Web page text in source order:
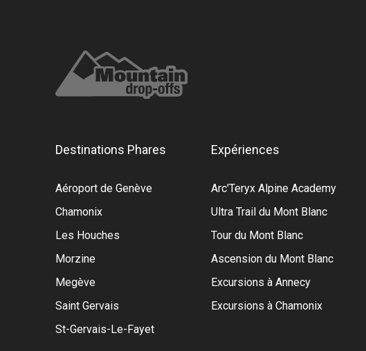
Destinations Phares
Aéroport de Genève
Chamonix
Les Houches
Morzine
Megève
Saint Gervais
St-Gervais-Le-Fayet
Expériences
Arc'Teryx Alpine Academy
Ultra Trail du Mont Blanc
Tour du Mont Blanc
Ascension du Mont Blanc
Excursions à Annecy
Excursions à Chamonix